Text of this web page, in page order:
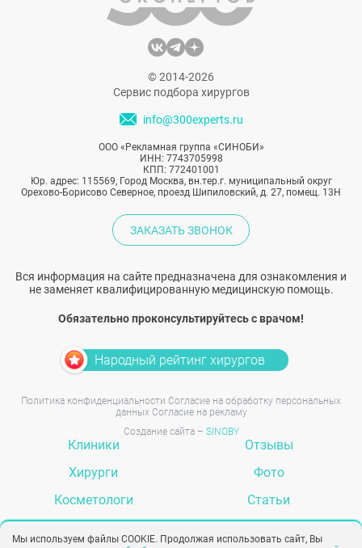
подарила пациенткам шанс обрести
красивую грудь.
© 2014-2026
Сервис подбора хирургов
info@300experts.ru
ООО «Рекламная группа «СИНОБИ»
ИНН: 7743705998
КПП: 772401001
Юр. адрес: 115569, Город Москва, вн.тер.г. муниципальный округ
Орехово-Борисово Северное, проезд Шипиловский, д. 27, помещ. 13Н
ЗАКАЗАТЬ ЗВОНОК
Вся информация на сайте предназначена для ознакомления и
не заменяет квалифицированную медицинскую помощь.
Обязательно проконсультируйтесь с врачом!
Народный рейтинг хирургов
Политика конфиденциальности Согласие на обработку персональных
данных Согласие на рекламу
Создание сайта – SINOBY
Клиники
Хирурги
Косметологи
Отзывы
Фото
Статьи
Мы используем файлы COOKIE. Продолжая использовать сайт, Вы